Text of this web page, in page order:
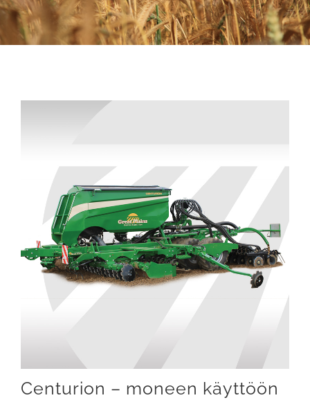
Centurion – moneen käyttöön